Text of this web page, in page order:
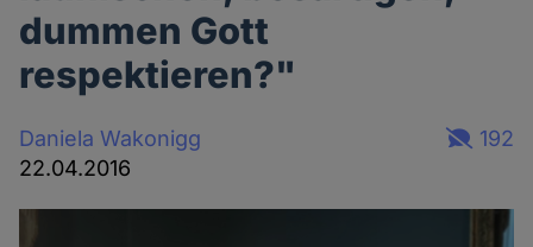
dummen Gott
respektieren?"
Daniela Wakonigg
22.04.2016
192